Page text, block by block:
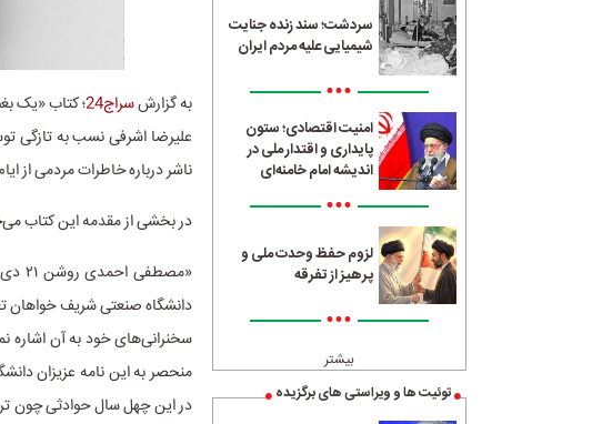
سردشت؛ سند زنده جنایت
شیمیایی علیه مردم ایران
•••
امنیت اقتصادی؛ ستون
پایداری و اقتدار ملی در
اندیشه امام خامنه‌ای
•••
لزوم حفظ وحدت ملی و
پرهیز از تفرقه
•••
بیشتر
توئیت ها و ویراستی های برگزیده
به گزارشسراج24
؛ کتاب «یک
علیرضا اشرفی نسب به تازگی
ناشر درباره خاطرات مردمی از
در بخشی از مقدمه این کتاب
دانشگاه صنعتی شریف خواهان
سخنرانی‌های خود به آن اشاره
منحصر به این نامه عزیزان
در این چهل سال حوادثی چون